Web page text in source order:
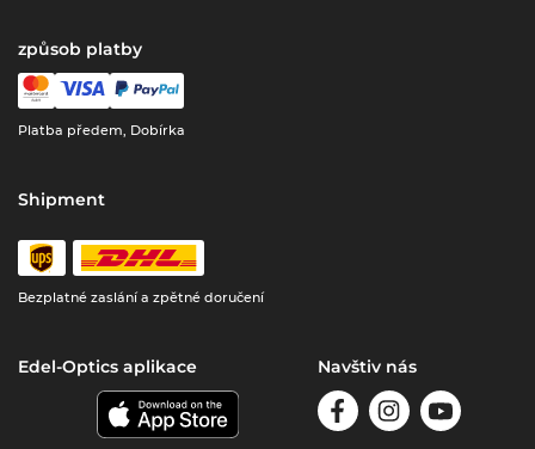
způsob platby
Platba předem, Dobírka
Shipment
Bezplatné zaslání a zpětné doručení
Edel-Optics aplikace Navštiv nás